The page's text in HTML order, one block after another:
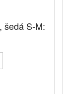
šedá S-M: